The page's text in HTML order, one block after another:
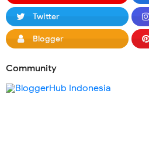
Twitter
Blogger
Community